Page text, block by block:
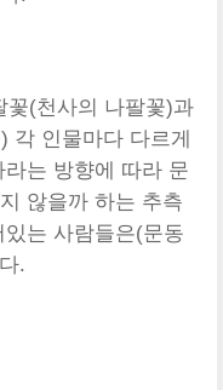
꽃(천사의 나팔꽃)과
각 인물마다 다르게
는 방향에 따라 문
않을까 하는 추측
는 사람들은(문동
.